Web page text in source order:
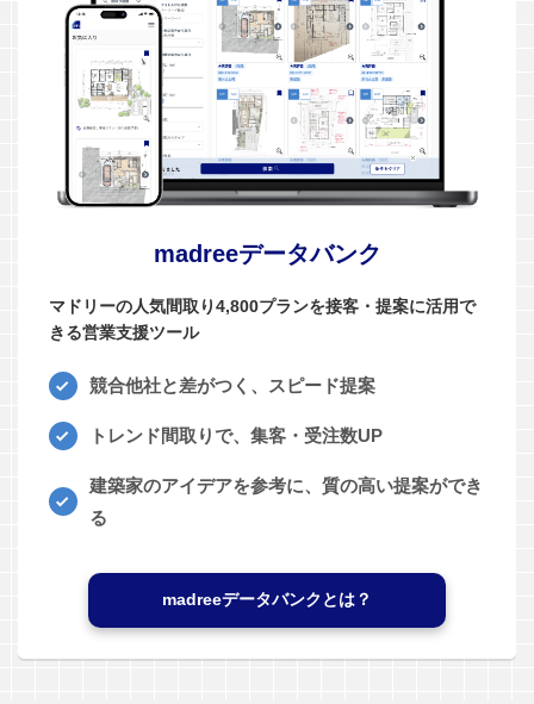
madreeデータバンク
マドリーの人気間取り4,800プランを接客・提案に活用で
きる営業支援ツール
競合他社と差がつく、スピード提案
トレンド間取りで、集客・受注数UP
建築家のアイデアを参考に、質の高い提案ができ
る
madreeデータバンクとは？